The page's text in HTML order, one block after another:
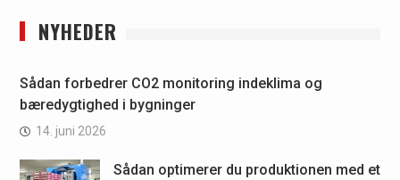
NYHEDER
Sådan forbedrer CO2 monitoring indeklima og
bæredygtighed i bygninger
14. juni 2026
Sådan optimerer du produktionen med et